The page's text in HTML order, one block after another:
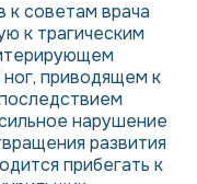
к советам врача
к трагическим
приводящем к
нарушение
развития
прибегать к